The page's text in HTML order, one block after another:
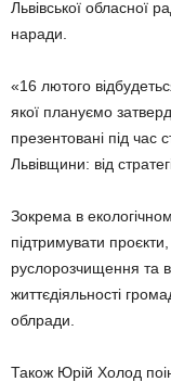
Львівської обласної
наради.
«16 лютого
якої плануємо
презентовані під час
Львівщини: від
Зокрема в
підтримувати
руслорозчищення та
життєдіяльності
облради.
Також Юрій Холод